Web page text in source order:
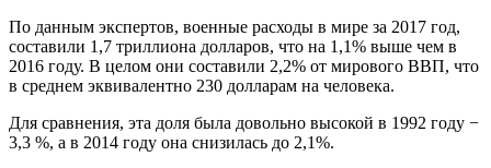
По данным экспертов, военные расходы в мире за 2017 год,
составили 1,7 триллиона долларов, что на 1,1% выше чем в
2016 году. В целом они составили 2,2% от мирового ВВП, что
в среднем эквивалентно 230 долларам на человека.
Для сравнения, эта доля была довольно высокой в 1992 году −
3,3 %, а в 2014 году она снизилась до 2,1%.